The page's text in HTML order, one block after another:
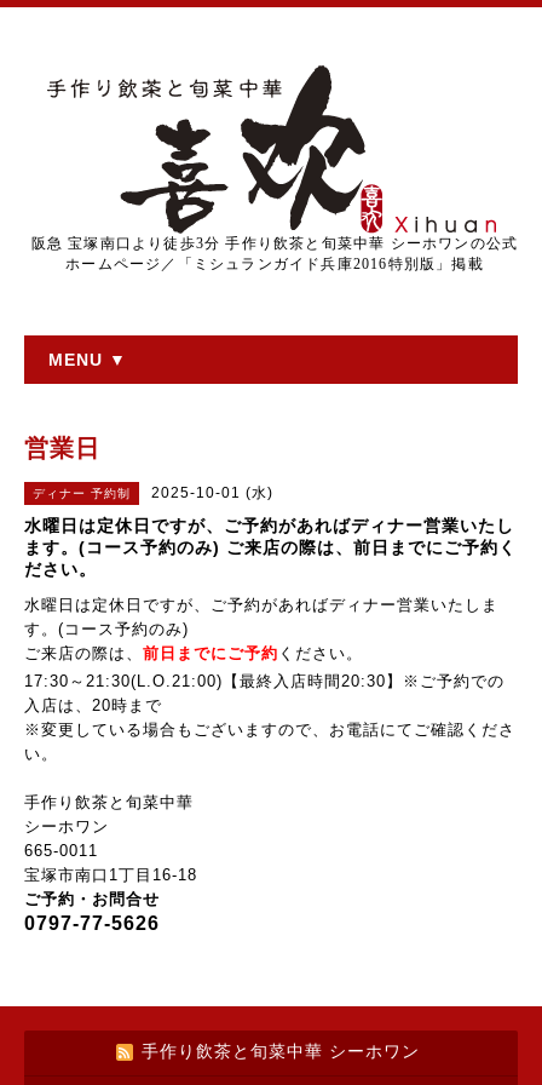
阪急 宝塚南口より徒歩3分 手作り飲茶と旬菜中華 シーホワンの公式
ホームページ／「ミシュランガイド兵庫2016特別版」掲載
MENU ▼
営業日
ディナー 予約制 2025-10-01 (水)
水曜日は定休日ですが、ご予約があればディナー営業いたし
ます。(コース予約のみ) ご来店の際は、前日までにご予約く
ださい。
水曜日は定休日ですが、ご予約があればディナー営業いたしま
す。(コース予約のみ)
ご来店の際は、 前 日までにご予約 ください。
17:30～21:30(L.O.21:00)【最終入店時間20:30】
※ご予約での
入店は、20時まで
※変更している場合もございますので、お電話にてご確認くださ
い。
手作り飲茶と旬菜中華
シーホワン
665-0011
宝塚市南口1丁目16-18
ご予約・お問合せ
0797-77-5626
手作り飲茶と旬菜中華 シーホワン